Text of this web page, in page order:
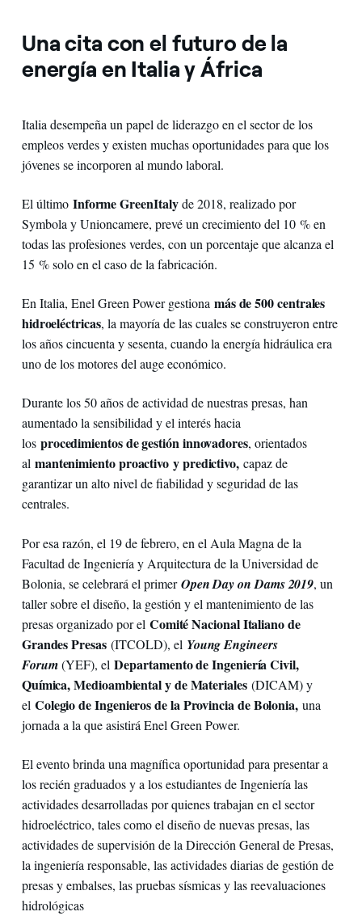
Una cita con el futuro de la
energía en Italia y África
Italia desempeña un papel de liderazgo en el sector de los
empleos verdes y existen muchas oportunidades para que los
jóvenes se incorporen al mundo laboral.
El último Informe GreenItalyde 2018, realizado por
Symbola y Unioncamere, prevé un crecimiento del 10 % en
todas las profesiones verdes, con un porcentaje que alcanza el
15 % solo en el caso de la fabricación.
En Italia, Enel Green Power gestiona más de 500 centrales
hidroeléctricas, la mayoría de las cuales se construyeron entre
los años cincuenta y sesenta, cuando la energía hidráulica era
uno de los motores del auge económico.
Durante los 50 años de actividad de nuestras presas, han
aumentado la sensibilidad y el interés hacia
los procedimientos de gestión innovadores, orientados
al mantenimiento proactivo y predictivo, capaz de
garantizar un alto nivel de fiabilidad y seguridad de las
centrales.
Por esa razón, el 19 de febrero, en el Aula Magna de la
Facultad de Ingeniería y Arquitectura de la Universidad de
Bolonia, se celebrará el primerOpen Day on Dams 2019, un
taller sobre el diseño, la gestión y el mantenimiento de las
presas organizado por el Comité Nacional Italiano de
Grandes Presas(ITCOLD), el Young Engineers
Forum(YEF), elDepartamento de Ingeniería Civil,
Química, Medioambiental y de Materiales (DICAM) y
el Colegio de Ingenieros de la Provincia de Bolonia,una
jornada a la que asistirá Enel Green Power.
El evento brinda una magnífica oportunidad para presentar a
los recién graduados y a los estudiantes de Ingeniería las
actividades desarrolladas por quienes trabajan en el sector
hidroeléctrico, tales como el diseño de nuevas presas, las
actividades de supervisión de la Dirección General de Presas,
la ingeniería responsable, las actividades diarias de gestión de
presas y embalses, las pruebas sísmicas y las reevaluaciones
hidrológicas